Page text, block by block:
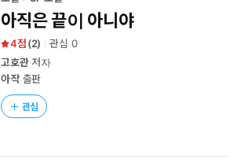
아직은 끝이 아니야
4 (2) 관심 0
고호관저자
아작출판
관심